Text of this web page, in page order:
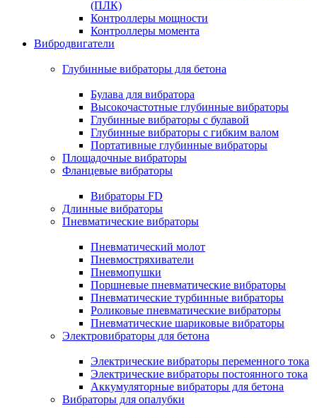
(ПЛК)
Контроллеры мощности
Контроллеры момента
Вибродвигатели
Глубинные вибраторы для бетона
Булава для вибратора
Высокочастотные глубинные вибраторы
Глубинные вибраторы с булавой
Глубинные вибраторы с гибким валом
Портативные глубинные вибраторы
Площадочные вибраторы
Фланцевые вибраторы
Вибраторы FD
Длинные вибраторы
Пневматические вибраторы
Пневматический молот
Пневмостряхиватели
Пневмопушки
Поршневые пневматические вибраторы
Пневматические турбинные вибраторы
Роликовые пневматические вибраторы
Пневматические шариковые вибраторы
Электровибраторы для бетона
Электрические вибраторы переменного тока
Электрические вибраторы постоянного тока
Аккумуляторные вибраторы для бетона
Вибраторы для опалубки